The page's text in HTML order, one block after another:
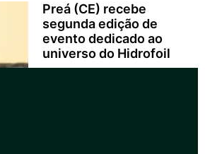
Preá (CE) recebe
segunda edição de
evento dedicado ao
universo do Hidrofoil